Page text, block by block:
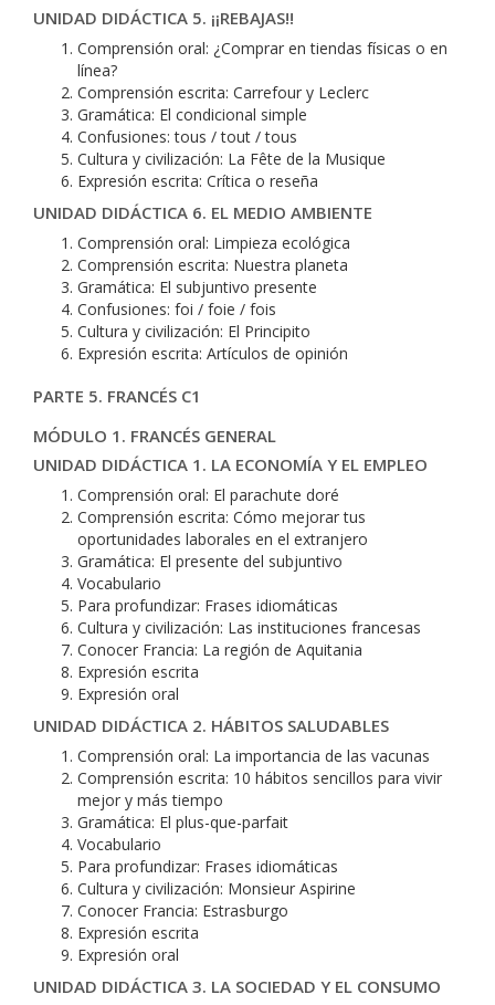
UNIDAD DIDÁCTICA 5. ¡¡REBAJAS!!
Comprensión oral: ¿Comprar en tiendas físicas o en
línea?
Comprensión escrita: Carrefour y Leclerc
Gramática: El condicional simple
Confusiones: tous / tout / tous
Cultura y civilización: La Fête de la Musique
Expresión escrita: Crítica o reseña
UNIDAD DIDÁCTICA 6. EL MEDIO AMBIENTE
Comprensión oral: Limpieza ecológica
Comprensión escrita: Nuestra planeta
Gramática: El subjuntivo presente
Confusiones: foi / foie / fois
Cultura y civilización: El Principito
Expresión escrita: Artículos de opinión
PARTE 5. FRANCÉS C1
MÓDULO 1. FRANCÉS GENERAL
UNIDAD DIDÁCTICA 1. LA ECONOMÍA Y EL EMPLEO
Comprensión oral: El parachute doré
Comprensión escrita: Cómo mejorar tus
oportunidades laborales en el extranjero
Gramática: El presente del subjuntivo
Vocabulario
Para profundizar: Frases idiomáticas
Cultura y civilización: Las instituciones francesas
Conocer Francia: La región de Aquitania
Expresión escrita
Expresión oral
UNIDAD DIDÁCTICA 2. HÁBITOS SALUDABLES
Comprensión oral: La importancia de las vacunas
Comprensión escrita: 10 hábitos sencillos para vivir
mejor y más tiempo
Gramática: El plus-que-parfait
Vocabulario
Para profundizar: Frases idiomáticas
Cultura y civilización: Monsieur Aspirine
Conocer Francia: Estrasburgo
Expresión escrita
Expresión oral
UNIDAD DIDÁCTICA 3. LA SOCIEDAD Y EL CONSUMO